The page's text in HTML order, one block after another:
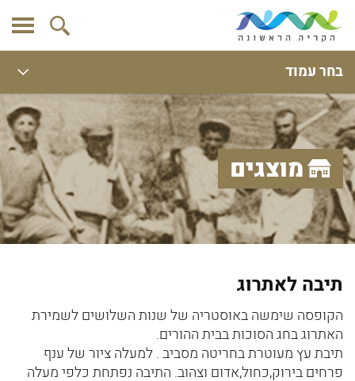
בחר עמוד
מוצגים
תיבה לאתרוג
הקופסה שימשה באוסטריה של שנות השלושים לשמירת
האתרוג בחג הסוכות בבית ההורים.
תיבת עץ מעוטרת בחריטה מסביב . למעלה ציור של ענף
פרחים בירוק,כחול,אדום וצהוב. התיבה נפתחת כלפי מעלה